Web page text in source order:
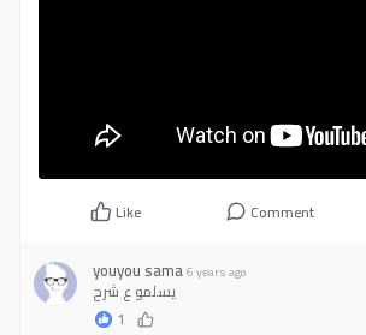
#دروس_فوتوشوب #دروس_بن_تول
Like Comment
youyou sama6 years ago
يسلمو ع شرح
1